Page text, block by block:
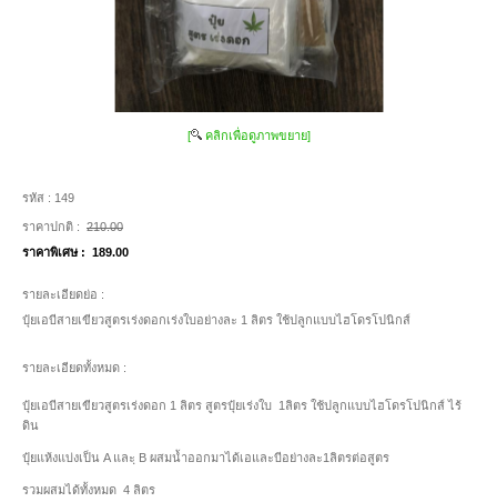
[ คลิกเพื่อดูภาพขยาย]
รหัส : 149
ราคาปกติ : 210.00
ราคาพิเศษ : 189.00
รายละเอียดย่อ :
ปุ๋ยเอบีสายเขียวสูตรเร่งดอกเร่งใบอย่างละ 1 ลิตร ใช้ปลูกแบบไฮโดรโปนิกส์
รายละเอียดทั้งหมด :
ปุ๋ยเอบีสายเขียวสูตรเร่งดอก 1 ลิตร สูตรปุ๋ยเร่งใบ 1ลิตร ใช้ปลูกแบบไฮโดรโปนิกส์ ไร้
ดิน
ปุ๋ยแห้งแบ่งเป็น A และฺ B ผสมน้ำออกมาได้เอและบีอย่างละ1ลิตรต่อสูตร
รวมผสมได้ทั้งหมด 4 ลิตร